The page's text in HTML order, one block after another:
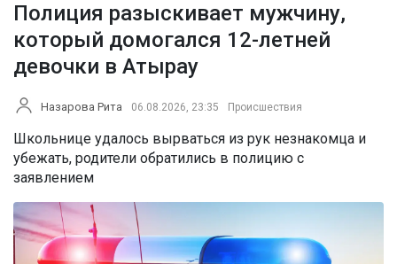
Полиция разыскивает мужчину,
который домогался 12-летней
девочки в Атырау
Назарова Рита 06.08.2026, 23:35 Происшествия
Школьнице удалось вырваться из рук незнакомца и
убежать, родители обратились в полицию с
заявлением